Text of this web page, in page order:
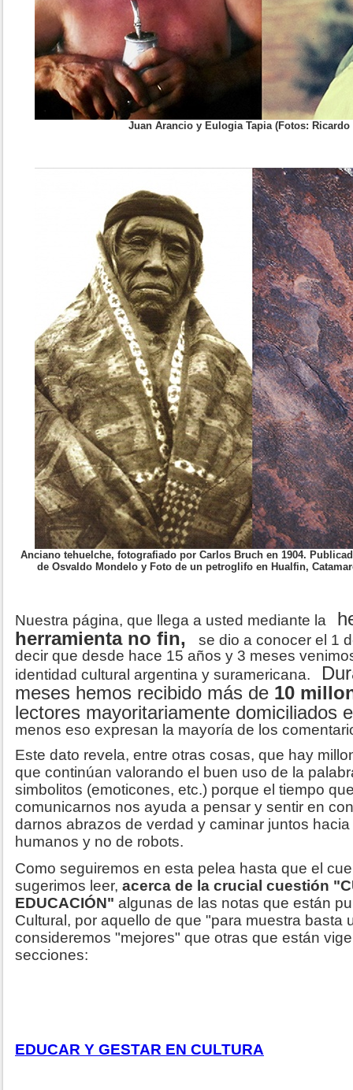
Juan Arancio y Eulogia Tapia (Fotos:
Anciano tehuelche, fotografiado por Carlos Bruch en 1904.
de Osvaldo Mondelo y Foto de un petroglifo en Hualfin,
Nuestra página, que llega a usted mediante la
herramienta no fin,
se dio a conocer el 1
decir que desde hace 15 años y 3 meses
identidad cultural argentina y suramericana.
meses hemos recibido más de 10
lectores mayoritariamente domiciliados
menos eso expresan la mayoría de los
Este dato revela, entre otras cosas, que hay
que continúan valorando el buen uso de la
simbolitos (emoticones, etc.) porque el tiempo
comunicarnos nos ayuda a pensar y sentir en
darnos abrazos de verdad y caminar juntos
humanos y no de robots.
Como seguiremos en esta pelea hasta que el
sugerimos leer, acerca de la crucial cuestión
EDUCACIÓN" algunas de las notas que están
Cultural, por aquello de que "para muestra basta
consideremos "mejores" que otras que están
secciones:
EDUCAR Y GESTAR EN CULTURA